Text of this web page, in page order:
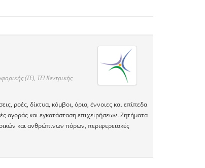
(ΤΕ), ΤΕΙ Κεντρικής
ροές, δίκτυα, κόμβοι, όρια, έννοιες και επίπεδα
αγοράς και εγκατάσταση επιχειρήσεων. Ζητήματα
και ανθρώπινων πόρων, περιφερειακές